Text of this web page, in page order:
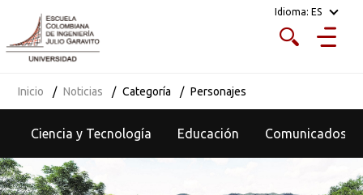
Idioma: ES
Inicio Noticias Categoría Personajes
Ciencia y Tecnología Educación Comunicados